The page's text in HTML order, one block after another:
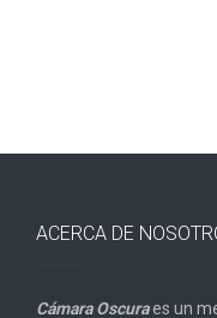
ACERCA DE
Cámara Oscuraes un